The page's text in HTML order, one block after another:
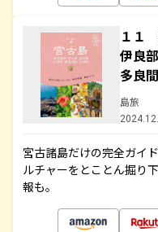
１１
伊良
多良
島旅
宮古諸島だけの完全ガイ
ルチャーをとことん掘り
報も。